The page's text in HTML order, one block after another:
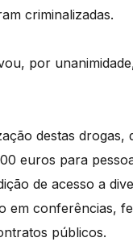
criminalizadas.
por
destas drogas,
euros para
de acesso a
em conferências,
públicos.